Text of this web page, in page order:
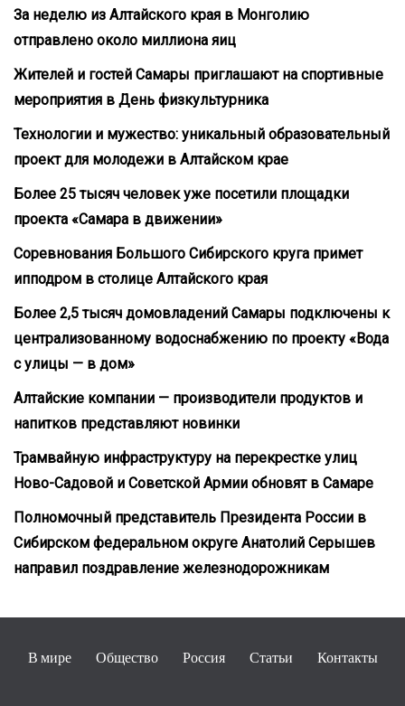
За неделю из Алтайского края в Монголию
отправлено около миллиона яиц
Жителей и гостей Самары приглашают на спортивные
мероприятия в День физкультурника
Технологии и мужество: уникальный образовательный
проект для молодежи в Алтайском крае
Более 25 тысяч человек уже посетили площадки
проекта «Самара в движении»
Соревнования Большого Сибирского круга примет
ипподром в столице Алтайского края
Более 2,5 тысяч домовладений Самары подключены к
централизованному водоснабжению по проекту «Вода
с улицы — в дом»
Алтайские компании — производители продуктов и
напитков представляют новинки
Трамвайную инфраструктуру на перекрестке улиц
Ново-Садовой и Советской Армии обновят в Самаре
Полномочный представитель Президента России в
Сибирском федеральном округе Анатолий Серышев
направил поздравление железнодорожникам
В мире Общество Россия Статьи Контакты